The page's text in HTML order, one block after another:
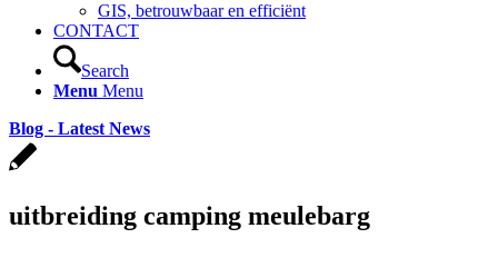
GIS, betrouwbaar en efficiënt
CONTACT
Search
Menu Menu
Blog - Latest News
uitbreiding camping meulebarg